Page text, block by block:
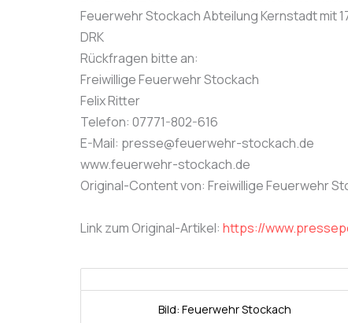
Feuerwehr Stockach Abteilung Kernstadt mit
DRK
Rückfragen bitte an:
Freiwillige Feuerwehr Stockach
Felix Ritter
Telefon: 07771-802-616
E-Mail: presse@feuerwehr-stockach.de
www.feuerwehr-stockach.de
Original-Content von: Freiwillige Feuerwehr
Link zum Original-Artikel: https://
Bild: Feuerwehr Stockach